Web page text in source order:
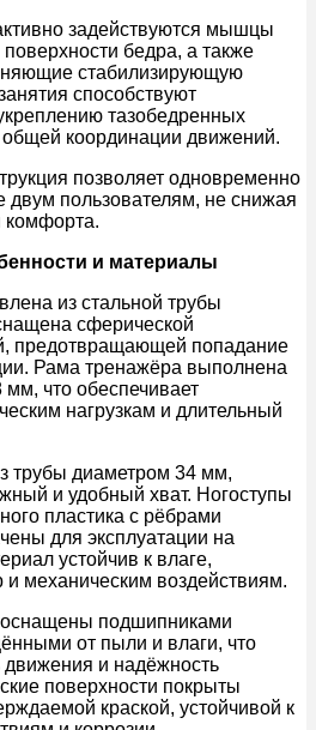
задействуются мышцы
бедра, а также
стабилизирующую
способствуют
тазобедренных
координации движений.
позволяет одновременно
двум пользователям, не снижая
комфорта.
и материалы
из стальной трубы
сферической
предотвращающей попадание
Рама тренажёра выполнена
что обеспечивает
нагрузкам и длительный
трубы диаметром 34 мм,
и удобный хват. Ногоступы
пластика с рёбрами
для эксплуатации на
устойчив к влаге,
механическим воздействиям.
подшипниками
от пыли и влаги, что
движения и надёжность
поверхности покрыты
краской, устойчивой к